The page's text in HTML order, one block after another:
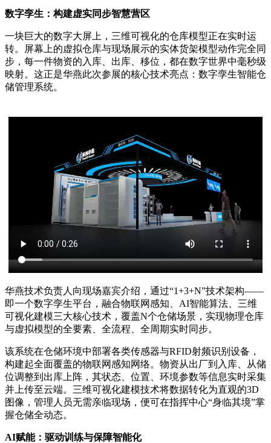
数字孪生：构建虚实同步智慧营区
一块巨大的数字大屏上，三维可视化的仓库模型正在实时运
转。屏幕上的虚拟仓库与现场展示的实体货架模型动作完全同
步，每一件物资的入库、出库、移位，都在数字世界中毫秒级
映射。这正是华燕此次参展的核心技术亮点：数字孪生智能仓
储管理系统。
华燕技术负责人向现场嘉宾介绍，通过“1+3+N”技术架构——
即一个数字孪生平台，融合物联网感知、AI智能算法、三维
可视化建模三大核心技术，覆盖N个仓储场景，实现物理仓库
与虚拟模型的全要素、全流程、全周期实时同步。
该系统在仓储环境中部署各类传感器与RFID射频识别设备，
构建起全面覆盖的物联网感知网络。物资从出厂到入库、从储
位调整到出库上阵，其状态、位置、环境参数等信息实时采集
并上传至云端。三维可视化建模技术将数据转化为直观的3D
图像，管理人员无需亲临现场，便可在指挥中心“身临其境”掌
握仓储全动态。
AI赋能：驱动训练与保障智能化